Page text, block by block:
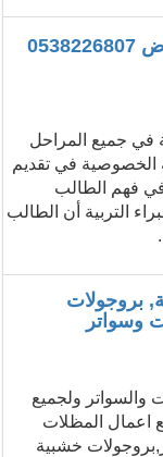
في جميع المراحل
الخصوصية في تقديم
فهم الطالب
التربية أن الطالب
بروجولات
وسواتر
والسواتر ولجميع
اعمال المظلات
خشبية